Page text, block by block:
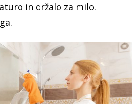
in držalo za milo.